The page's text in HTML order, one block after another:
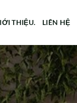
THIỆU. LIÊN HỆ